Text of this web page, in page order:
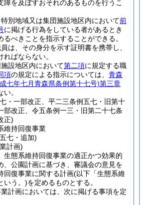
障を及ぼすおそれのあるものを行うこ
別地域又は集団施設地区内において前
に掲げる行為をしている者があるとき
るべきことを指示することができる。
は、その身分を示す証明書を携帯し、
ばならない。
設地区内において第二項に規定する職
項の規定による指示については、 青森
七年七月青森県条例第十七号)第三章
。
・一部改正、平二三条例五七・旧第十
部改正、令五条例一三・旧第二十七条
正)
維持回復事業
七・追加)
計画)
生態系維持回復事業の適正かつ効果的
、公園計画に基づき、審議会の意見を
回復事業に関する計画(以下「生態系維
いう。)を定めるものとする。
計画においては、次に掲げる事項を定